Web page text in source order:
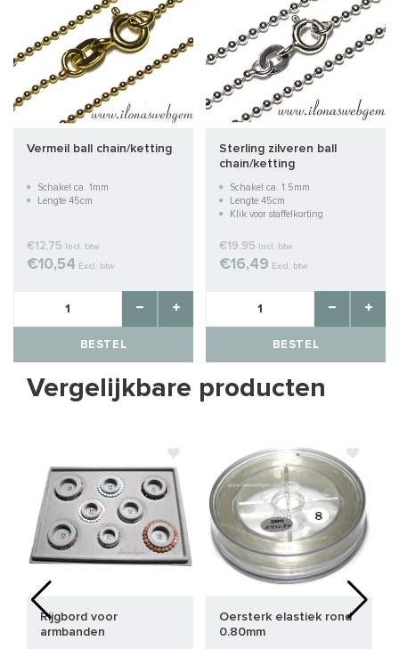
Vermeil ball chain/ketting
Schakel ca. 1mm
Lengte 45cm
€12,75 Incl. btw
€10,54 Excl. btw
BESTEL
Sterling zilveren ball
chain/ketting
Schakel ca. 1.5mm
Lengte 45cm
Klik voor staffelkorting
€19,95 Incl. btw
€16,49 Excl. btw
BESTEL
Vergelijkbare producten
Rijgbord voor
armbanden
Oersterk elastiek rond
0.80mm